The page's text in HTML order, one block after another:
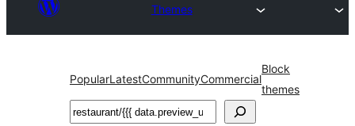
Themes
PopularLatestCommunityCommercial
Block
themes
Buscar